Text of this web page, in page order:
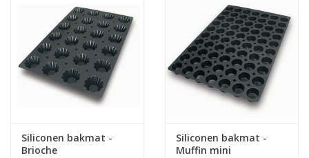
Siliconen bakmat -
Brioche
Siliconen bakmat -
Muffin mini